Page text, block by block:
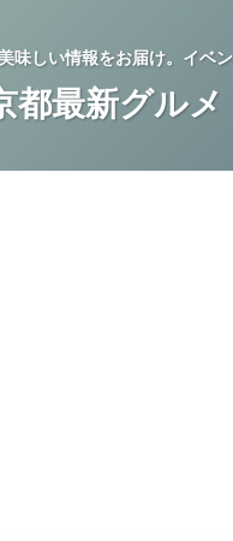
味しい情報をお届け。イベ
都最新グルメ